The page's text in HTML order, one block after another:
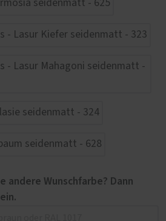
andere Wunschfarbe? Dann